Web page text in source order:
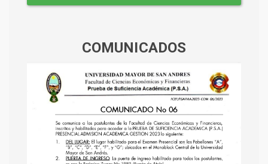
COMUNICADOS